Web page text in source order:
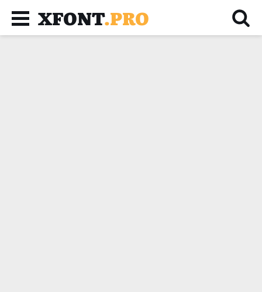
XFONT.PRO